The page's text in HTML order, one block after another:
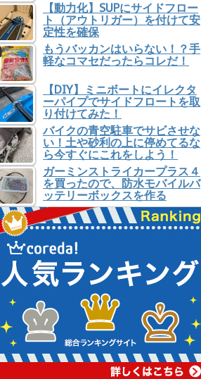
【動力化】SUPにサイドフロー
ト（アウトリガー）を付けて安
定性を確保
もうバッカンはいらない！？手
軽なコマセだったらコレだ！
【DIY】ミニボートにイレクタ
ーパイプでサイドフロートを取
り付けてみた！
バイクの青空駐車でサビさせな
い！土や砂利の上に停めてるな
ら今すぐにこれをしよう！
ガーミンストライカープラス４
を買ったので、防水モバイルバ
ッテリーボックスを作る